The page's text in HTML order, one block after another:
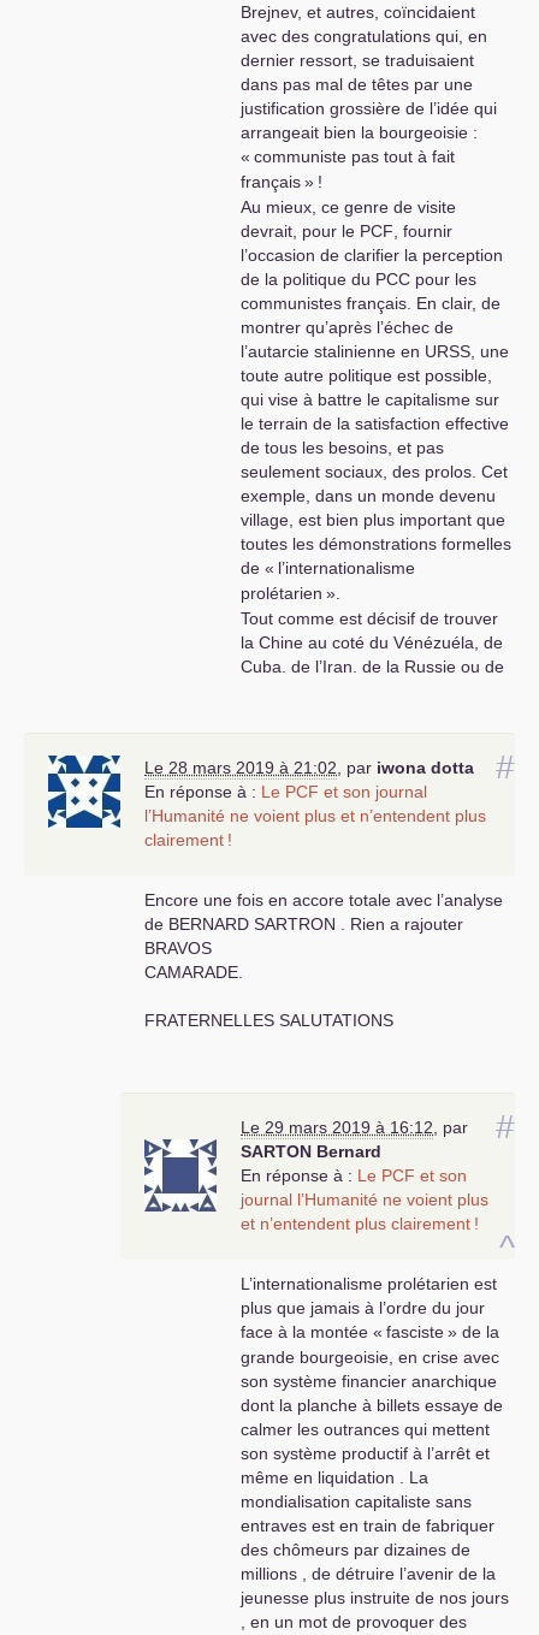
Brejnev, et autres, coïncidaient
avec des congratulations qui, en
dernier ressort, se traduisaient
dans pas mal de têtes par une
justification grossière de l’idée qui
arrangeait bien la bourgeoisie :
« communiste pas tout à fait
français» !
Au mieux, ce genre de visite
devrait, pour le PCF, fournir
l’occasion de clarifier la perception
de la politique du PCC pour les
communistes français. En clair, de
montrer qu’après l’échec de
l’autarcie stalinienne en URSS, une
toute autre politique est possible,
qui vise à battre le capitalisme sur
le terrain de la satisfaction effective
de tous les besoins, et pas
seulement sociaux, des prolos. Cet
exemple, dans un monde devenu
village, est bien plus important que
toutes les démonstrations formelles
de « l’internationalisme
prolétarien ».
Tout comme est décisif de trouver
la Chine au coté du Vénézuéla, de
Cuba, de l’Iran, de la Russie ou de
#
Le 28 mars 2019 à 21:02, par iwona dotta
En réponse à : Le PCF et son journal
l’Humanité ne voient plus et n’entendent plus
clairement !
Encore une fois en accore totale avec l’analyse
de BERNARD SARTRON . Rien a rajouter
BRAVOS
CAMARADE.
FRATERNELLES SALUTATIONS
#
^
Le 29 mars 2019 à 16:12, par
SARTON Bernard
En réponse à : Le PCF et son
journal l’Humanité ne voient plus
et n’entendent plus clairement !
L’internationalisme prolétarien est
plus que jamais à l’ordre du jour
face à la montée « fasciste» de la
grande bourgeoisie, en crise avec
son système financier anarchique
dont la planche à billets essaye de
calmer les outrances qui mettent
son système productif à l’arrêt et
même en liquidation . La
mondialisation capitaliste sans
entraves est en train de fabriquer
des chômeurs par dizaines de
millions , de détruire l’avenir de la
jeunesse plus instruite de nos jours
, en un mot de provoquer des